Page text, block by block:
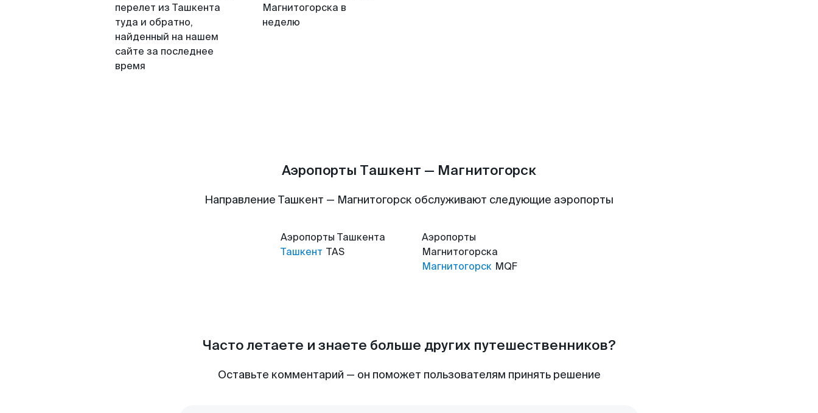
перелет из Ташкента
туда и обратно,
найденный на нашем
сайте за последнее
время
Магнитогорска в
неделю
Аэропорты Ташкент — Магнитогорск
Направление Ташкент — Магнитогорск обслуживают следующие аэропорты
Аэропорты Ташкента
Ташкент TAS
Аэропорты
Магнитогорска
Магнитогорск MQF
Часто летаете и знаете больше других путешественников?
Оставьте комментарий — он поможет пользователям принять решение